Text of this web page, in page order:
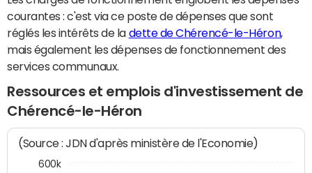
courantes : c'est via ce poste de dépenses que sont
réglés les intérêts de la dette de Chérencé-le-Héron,
mais également les dépenses de fonctionnement des
services communaux.
Ressources et emplois d'investissement de
Chérencé-le-Héron
(Source : JDN d'après ministère de l'Economie)
600k